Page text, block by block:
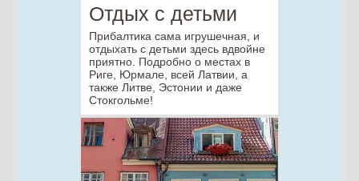
Отдых с детьми
Прибалтика сама игрушечная, и
отдыхать с детьми здесь вдвойне
приятно. Подробно о местах в
Риге, Юрмале, всей Латвии, а
также Литве, Эстонии и даже
Стокгольме!